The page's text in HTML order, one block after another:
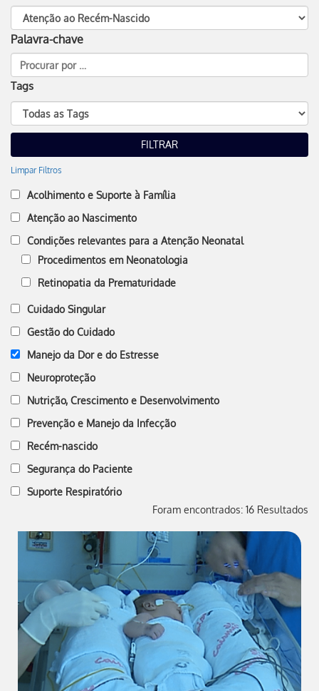
Palavra-chave
Tags
Limpar Filtros
Acolhimento e Suporte à Família
Atenção ao Nascimento
Condições relevantes para a Atenção Neonatal
Procedimentos em Neonatologia
Retinopatia da Prematuridade
Cuidado Singular
Gestão do Cuidado
Manejo da Dor e do Estresse
Neuroproteção
Nutrição, Crescimento e Desenvolvimento
Prevenção e Manejo da Infecção
Recém-nascido
Segurança do Paciente
Suporte Respiratório
Foram encontrados: 16 Resultados